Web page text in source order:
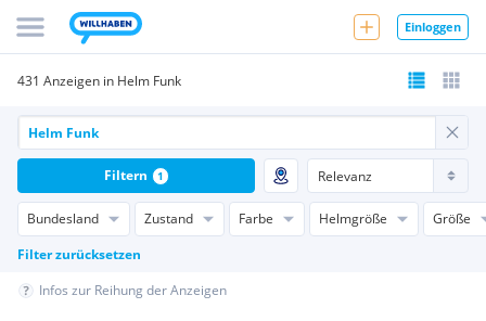
Einloggen
431 Anzeigen in Helm Funk
Bundesland Zustand Farbe Helmgröße
Größe
Filter zurücksetzen
Filtern 1
Infos zur Reihung der Anzeigen